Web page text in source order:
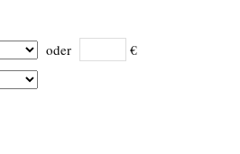
oder €